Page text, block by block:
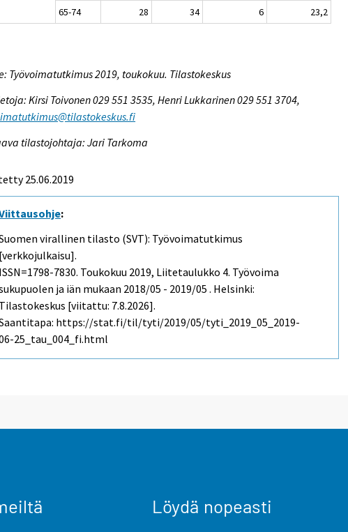
65-74
28 34 6 23,2
Työvoimatutkimus 2019, toukokuu. Tilastokeskus
Kirsi Toivonen 029 551 3535, Henri Lukkarinen 029 551 3704,
tilastojohtaja: Jari Tarkoma
25.06.2019
:
virallinen tilasto (SVT): Työvoimatutkimus
[verkkojulkaisu].
ISSN=1798-7830. Toukokuu 2019, Liitetaulukko 4. Työvoima
ja iän mukaan 2018/05 - 2019/05 . Helsinki:
Tilastokeskus [viitattu: 7.8.2026].
https://stat.fi/til/tyti/2019/05/tyti_2019_05_2019-
25_tau_004_fi.html
Löydä nopeasti